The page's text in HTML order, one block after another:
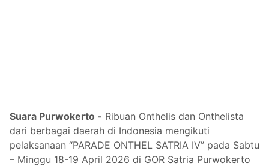
Suara Purwokerto - Ribuan Onthelis dan Onthelista
dari berbagai daerah di Indonesia mengikuti
pelaksanaan “PARADE ONTHEL SATRIA IV” pada Sabtu
– Minggu 18-19 April 2026 di GOR Satria Purwokerto